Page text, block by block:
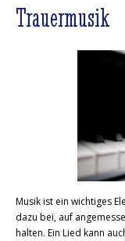
Trauermusik
Musik ist ein wichtiges
dazu bei, auf
halten. Ein Lied kann